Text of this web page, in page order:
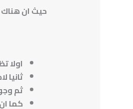
حيث ان
اولا
ثانيا
ثم
كما